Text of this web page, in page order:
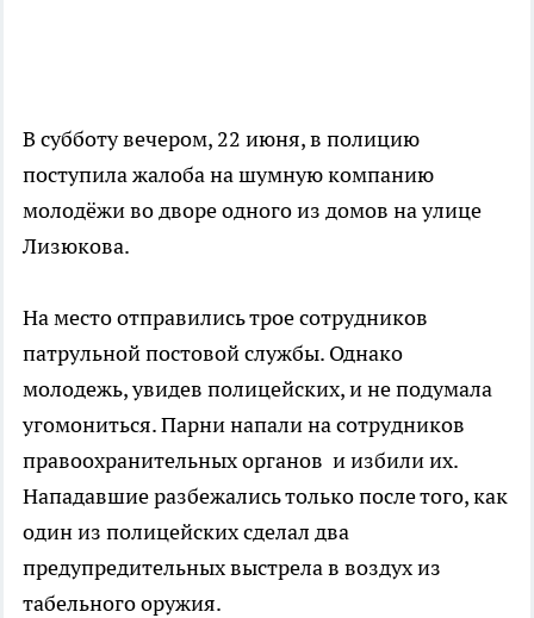
В субботу вечером, 22 июня, в полицию
поступила жалоба на шумную компанию
молодёжи во дворе одного из домов на улице
Лизюкова.
На место отправились трое сотрудников
патрульной постовой службы. Однако
молодежь, увидев полицейских, и не подумала
угомониться. Парни напали на сотрудников
правоохранительных органов и избили их.
Нападавшие разбежались только после того, как
один из полицейских сделал два
предупредительных выстрела в воздух из
табельного оружия.